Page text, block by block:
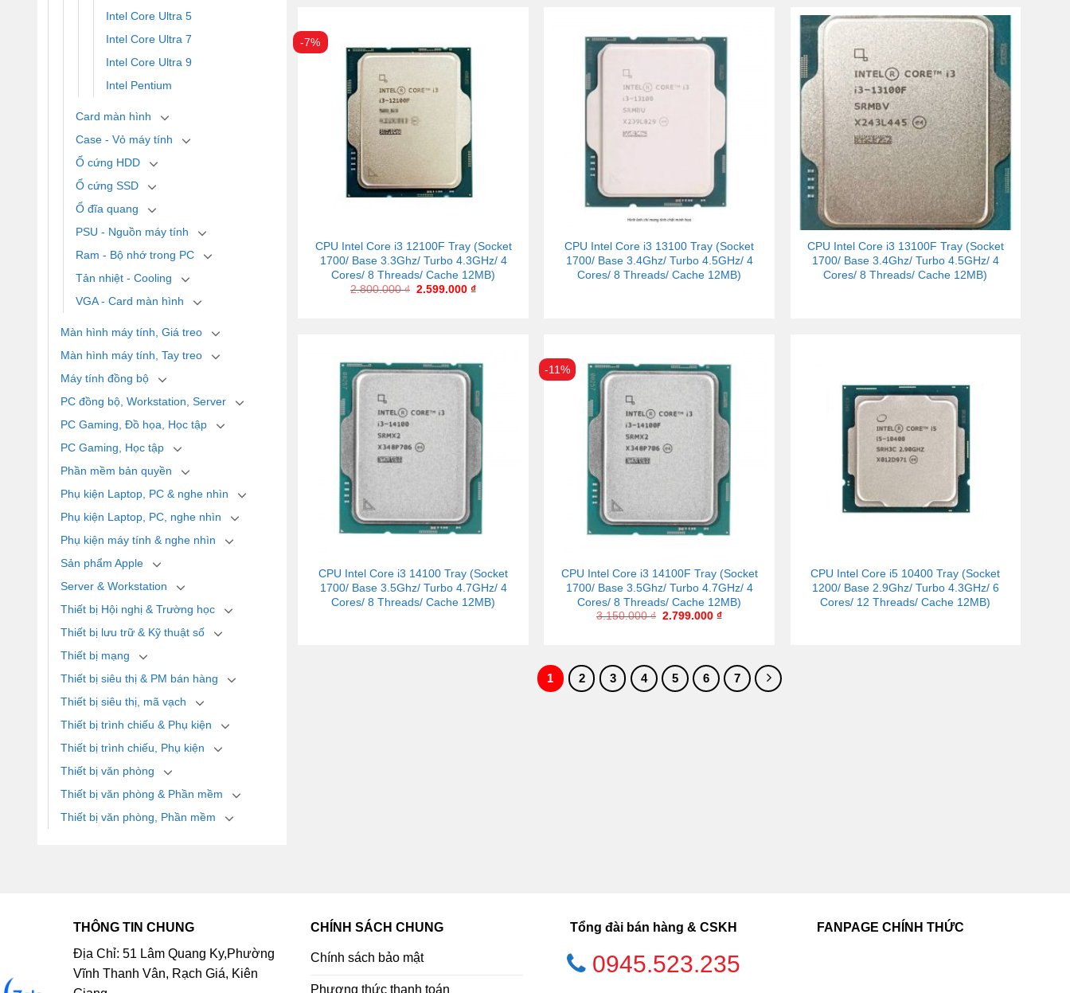
Intel Core Ultra 5
Intel Core Ultra 7
Intel Core Ultra 9
Intel Pentium
Card màn hình
Case - Vỏ máy tính
Ổ cứng HDD
Ổ cứng SSD
Ổ đĩa quang
PSU - Nguồn máy tính
Ram - Bộ nhớ trong PC
Tản nhiệt - Cooling
VGA - Card màn hình
Màn hình máy tính, Giá treo
Màn hình máy tính, Tay treo
Máy tính đồng bộ
PC đồng bộ, Workstation, Server
PC Gaming, Đồ họa, Học tập
PC Gaming, Học tập
Phần mềm bản quyền
Phụ kiện Laptop, PC & nghe nhìn
Phụ kiện Laptop, PC, nghe nhìn
Phụ kiện máy tính & nghe nhìn
Sản phẩm Apple
Server & Workstation
Thiết bị Hội nghị & Trường học
Thiết bị lưu trữ & Kỹ thuật số
Thiết bị mạng
Thiết bị siêu thị & PM bán hàng
Thiết bị siêu thị, mã vạch
Thiết bị trình chiếu & Phụ kiện
Thiết bị trình chiếu, Phụ kiện
Thiết bị văn phòng
Thiết bị văn phòng & Phần mềm
Thiết bị văn phòng, Phần mềm
-7%
CPU Intel Core i3 12100F Tray (Socket
1700/ Base 3.3Ghz/ Turbo 4.3GHz/ 4
Cores/ 8 Threads/ Cache 12MB)
2.800.000₫ 2.599.000₫
CPU Intel Core i3 13100 Tray (Socket
1700/ Base 3.4Ghz/ Turbo 4.5GHz/ 4
Cores/ 8 Threads/ Cache 12MB)
CPU Intel Core i3 13100F Tray (Socket
1700/ Base 3.4Ghz/ Turbo 4.5GHz/ 4
Cores/ 8 Threads/ Cache 12MB)
CPU Intel Core i3 14100 Tray (Socket
1700/ Base 3.5Ghz/ Turbo 4.7GHz/ 4
Cores/ 8 Threads/ Cache 12MB)
-11%
CPU Intel Core i3 14100F Tray (Socket
1700/ Base 3.5Ghz/ Turbo 4.7GHz/ 4
Cores/ 8 Threads/ Cache 12MB)
3.150.000₫ 2.799.000₫
CPU Intel Core i5 10400 Tray (Socket
1200/ Base 2.9Ghz/ Turbo 4.3GHz/ 6
Cores/ 12 Threads/ Cache 12MB)
1 2 3 4 5 6 7
THÔNG TIN CHUNG
Địa Chỉ: 51 Lâm Quang Ky,Phường
Vĩnh Thanh Vân, Rạch Giá, Kiên
CHÍNH SÁCH CHUNG
Chính sách bảo mật
Phương thức thanh toán
Tổng đài bán hàng & CSKH
0945.523.235
FANPAGE CHÍNH THỨC